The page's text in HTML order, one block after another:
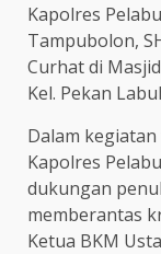
Kapolres
Tampubolon,
Curhat di
Kel. Pekan
Dalam
Kapolres
dukungan
memberantas
Ketua BKM